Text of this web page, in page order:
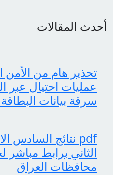
أحدث المقالات
تحذير هام من
عمليات احتيال عبر
سرقة بيانات البطاقة
الثاني برابط مباشر
محافظات العراق